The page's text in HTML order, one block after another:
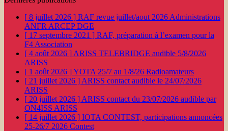
[ 8 juillet 2026 ] RAF revue juillet/aout 2026 Administrations
ANFR ARCEP DGE
[ 17 septembre 2021 ] RAF, préparation à l’examen pour la
F4 Association
[ 4 août 2026 ] ARISS TELEBRIDGE audible 5/8/2026
ARISS
[ 1 août 2026 ]YOTA 25/7 au 1/8/26 Radioamateurs
[ 21 juillet 2026 ] ARISS contact audible le 24/07/2026
ARISS
[ 20 juillet 2026 ] ARISS contact du 23/07/2026 audible par
ON4ISS ARISS
[ 14 juillet 2026 ] IOTA CONTEST, participations annoncées
25-26/7 2026 Contest